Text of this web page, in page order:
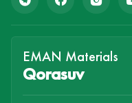
EMAN Materials
Qorasuv